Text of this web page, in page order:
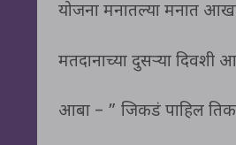
योजना मनातल्या मनात
मतदानाच्या दुसऱ्या दिवशी
आबा – ” जिकडं पाहिल